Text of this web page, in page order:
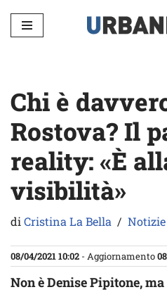
Vai
Chi è
Rostova? Il
reality: «È
visibilità»
diCristina La Bella Notizie
08/04/2021 10:02 - Aggiornamento
Non è Denise Pipitone,